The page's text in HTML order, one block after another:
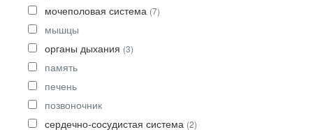
мочеполовая система (7)
мышцы
органы дыхания (3)
память
печень
позвоночник
сердечно-сосудистая система (2)